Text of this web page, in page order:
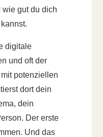
gut du dich
digitale
und oft der
potenziellen
dort dein
dein
Der erste
Und das